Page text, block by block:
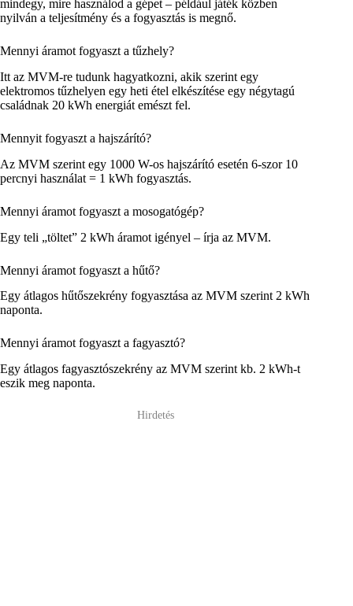
mindegy, mire használod a gépet – például játék közben
nyilván a teljesítmény és a fogyasztás is megnő.
Mennyi áramot fogyaszt a tűzhely?
Itt az MVM-re tudunk hagyatkozni, akik szerint egy
elektromos tűzhelyen egy heti étel elkészítése egy négytagú
családnak 20 kWh energiát emészt fel.
Mennyit fogyaszt a hajszárító?
Az MVM szerint egy 1000 W-os hajszárító esetén 6-szor 10
percnyi használat = 1 kWh fogyasztás.
Mennyi áramot fogyaszt a mosogatógép?
Egy teli „töltet” 2 kWh áramot igényel – írja az MVM.
Mennyi áramot fogyaszt a hűtő?
Egy átlagos hűtőszekrény fogyasztása az MVM szerint 2 kWh
naponta.
Mennyi áramot fogyaszt a fagyasztó?
Egy átlagos fagyasztószekrény az MVM szerint kb. 2 kWh-t
eszik meg naponta.
Hirdetés